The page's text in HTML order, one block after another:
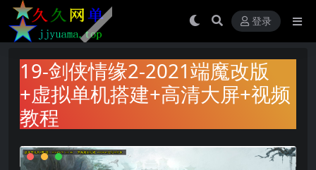
登录
19-剑侠情缘2-2021端魔改版
+虚拟单机搭建+高清大屏+视频
教程